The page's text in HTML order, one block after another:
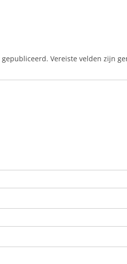
gepubliceerd. Vereiste velden zijn